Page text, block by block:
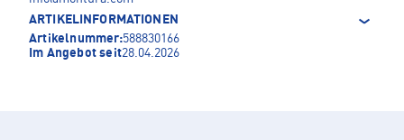
ARTIKELINFORMATIONEN
Artikelnummer:588830166
Im Angebot seit28.04.2026